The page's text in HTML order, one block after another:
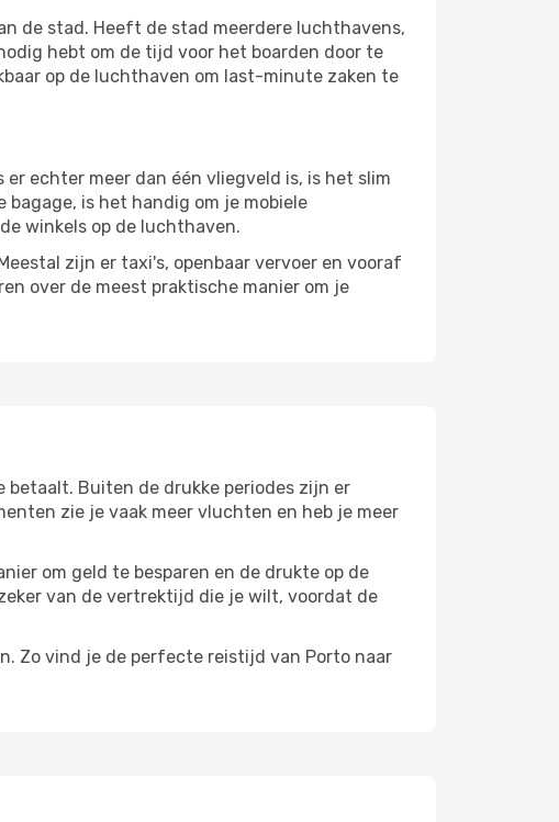
de stad. Heeft de stad meerdere luchthavens,
hebt om de tijd voor het boarden door te
op de luchthaven om last-minute zaken te
echter meer dan één vliegveld is, is het slim
is het handig om je mobiele
winkels op de luchthaven.
zijn er taxi's, openbaar vervoer en vooraf
over de meest praktische manier om je
Buiten de drukke periodes zijn er
zie je vaak meer vluchten en heb je meer
om geld te besparen en de drukte op de
van de vertrektijd die je wilt, voordat de
Zo vind je de perfecte reistijd van Porto naar